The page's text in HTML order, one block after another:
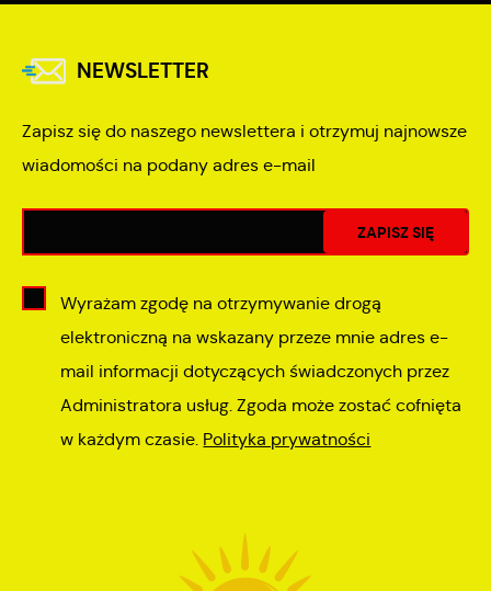
NEWSLETTER
Zapisz się do naszego newslettera i otrzymuj najnowsze
wiadomości na podany adres e-mail
Wyrażam zgodę na otrzymywanie drogą
elektroniczną na wskazany przeze mnie adres e-
mail informacji dotyczących świadczonych przez
Administratora usług. Zgoda może zostać cofnięta
w każdym czasie. Polityka prywatności